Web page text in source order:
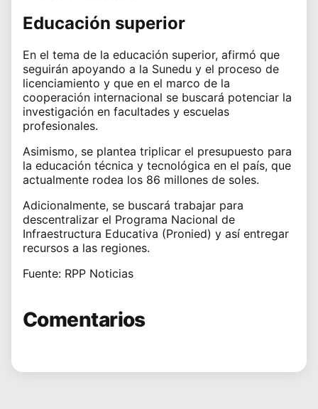
Educación superior
En el tema de la educación superior, afirmó que
seguirán apoyando a la Sunedu y el proceso de
licenciamiento y que en el marco de la
cooperación internacional se buscará potenciar la
investigación en facultades y escuelas
profesionales.
Asimismo, se plantea triplicar el presupuesto para
la educación técnica y tecnológica en el país, que
actualmente rodea los 86 millones de soles.
Adicionalmente, se buscará trabajar para
descentralizar el Programa Nacional de
Infraestructura Educativa (Pronied) y así entregar
recursos a las regiones.
Fuente: RPP Noticias
Comentarios